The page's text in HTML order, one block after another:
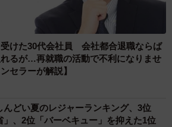
けた30代会社員 会社都合退職ならば
るが…再就職の活動で不利になりませ
セラーが解説】
んどい夏のレジャーランキング、3位
」、2位「バーベキュー」を抑えた1位